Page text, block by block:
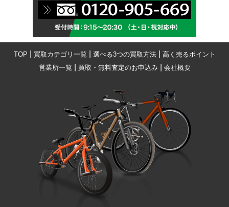
TOP 買取カテゴリ一覧 選べる3つの買取方法| 高く売るポイント
営業所一覧
買取・無料査定のお申込み| 会社概要